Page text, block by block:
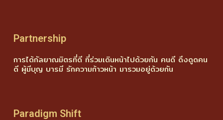
Partnership
การได้กัลยาณมิตรที่ดี ที่ร่วมเดินหน้าไปด้วยกัน คนดี ดึงดูดคน
ดี ผู้มีบุญ บารมี รักความก้าวหน้า มารวมอยู่ด้วยกัน
Paradigm Shift